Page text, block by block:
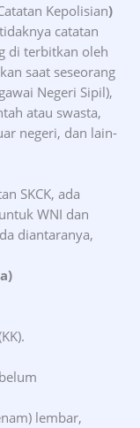
Kepolisian)
catatan
di terbitkan oleh
saat seseorang
Negeri Sipil),
atau swasta,
negeri, dan lain-
SKCK, ada
WNI dan
diantaranya,
lembar,